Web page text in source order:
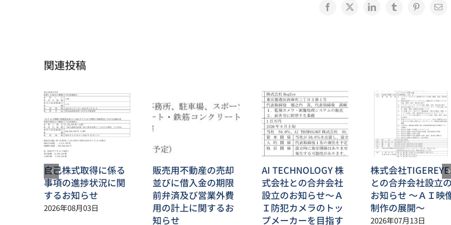
Facebook
X LinkedInTumblrPinterest
電
関連投稿
自己株式取得に係る
事項の進捗状況に関
するお知らせ
2026年08月03日
販売用不動産の売却
並びに借入金の期限
前弁済及び営業外費
用の計上に関するお
知らせ
AI TECHNOLOGY 株
式会社との合弁会社
設立のお知らせ～Ａ
Ｉ防犯カメラのトッ
プメーカーを目指す
株式会社TIGEREYE
との合弁会社設立
お知らせ ～ＡＩ映
制作の展開～
2026年07月13日